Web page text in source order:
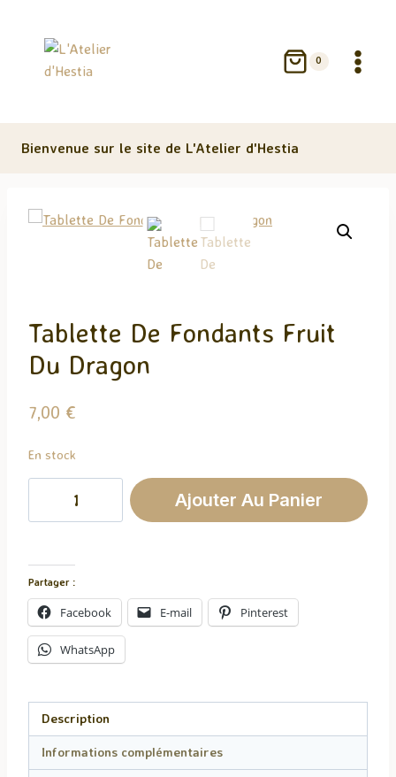
contenu
0
Bienvenue sur le site de L'Atelier d'Hestia
Tablette De Fondants Fruit
Du Dragon
7,00 €
En stock
Fondants
Fruit
Du
Dragon
Ajouter Au Panier
Partager :
Facebook E-mail Pinterest
WhatsApp
Description
Informations complémentaires